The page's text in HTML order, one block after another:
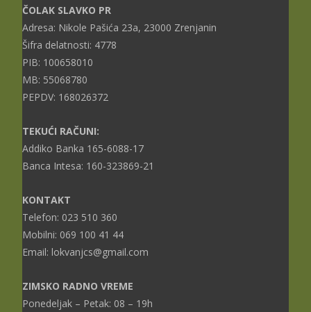
ČOLAK SLAVKO PR
Adresa: Nikole Pašića 23a, 23000 Zrenjanin
Šifra delatnosti: 4778
PIB: 100658010
MB: 55068780
PEPDV: 168026372
TEKUĆI RAČUNI:
Addiko Banka 165-6088-17
Banca Intesa: 160-323869-21
KONTAKT
Telefon: 023 510 360
Mobilni: 069 100 41 44
Email: lokvanjcs@gmail.com
ZIMSKO RADNO VREME
Ponedeljak – Petak: 08 – 19h